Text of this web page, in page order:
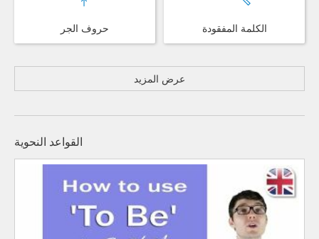
حروف الجر الكلمة المفقودة
عرض المزيد
القواعد النحوية